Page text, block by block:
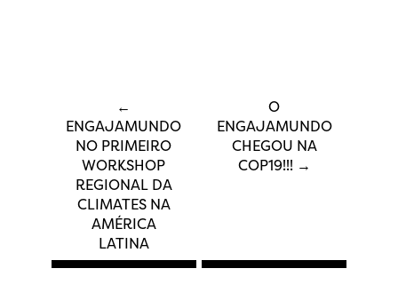
Navegação
de
Post
←
ENGAJAMUNDO
NO PRIMEIRO
WORKSHOP
REGIONAL DA
CLIMATES NA
AMÉRICA
LATINA
O
ENGAJAMUNDO
CHEGOU NA
COP19!!! →